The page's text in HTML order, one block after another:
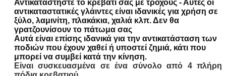
Αντικαταστήστε το κρεβάτι σας με τροχούς - Αυτές οι
αντικαταστατικές γλάιντες είναι ιδανικές για χρήση σε
ξύλο, λαμινίτη, πλακάκια, χαλιά κλπ. Δεν θα
γρατζουνίσουν το πάτωμα σας
Αυτά είναι επίσης ιδανικά για την αντικατάσταση των
ποδιών που έχουν χαθεί ή υποστεί ζημιά, κάτι που
μπορεί να συμβεί κατά την κίνηση.
Είναι συσκευασμένα σε ένα σύνολο από 4 πλήρη